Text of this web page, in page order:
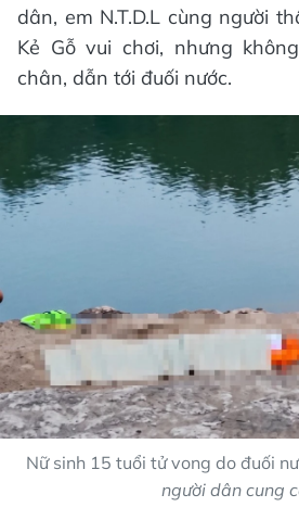
dân, em N.T.D.L cùng người
Kẻ Gỗ vui chơi, nhưng
chân, dẫn tới đuối nước.
Nữ sinh 15 tuổi tử vong do đuối
người dân cung